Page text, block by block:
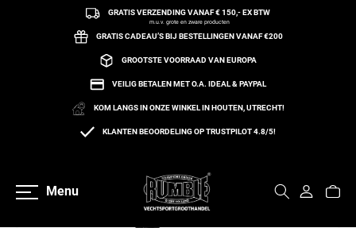
naar de contentGRATIS VERZENDING VANAF € 150,- EX BTW
m.u.v. grote en zware producten
GRATIS CADEAU’S BIJ BESTELLINGEN VANAF €200
GROOTSTE VOORRAAD VAN EUROPA
VEILIG BETALEN MET O.A. IDEAL & PAYPAL
KOM LANGS IN ONZE WINKEL IN HOUTEN, UTRECHT!
KLANTEN BEOORDELING OP TRUSTPILOT 4.8/5!
Menu